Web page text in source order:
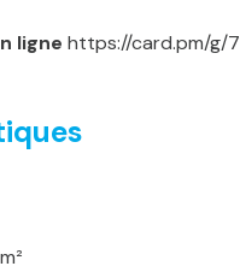
ligne https://card.pm/g/